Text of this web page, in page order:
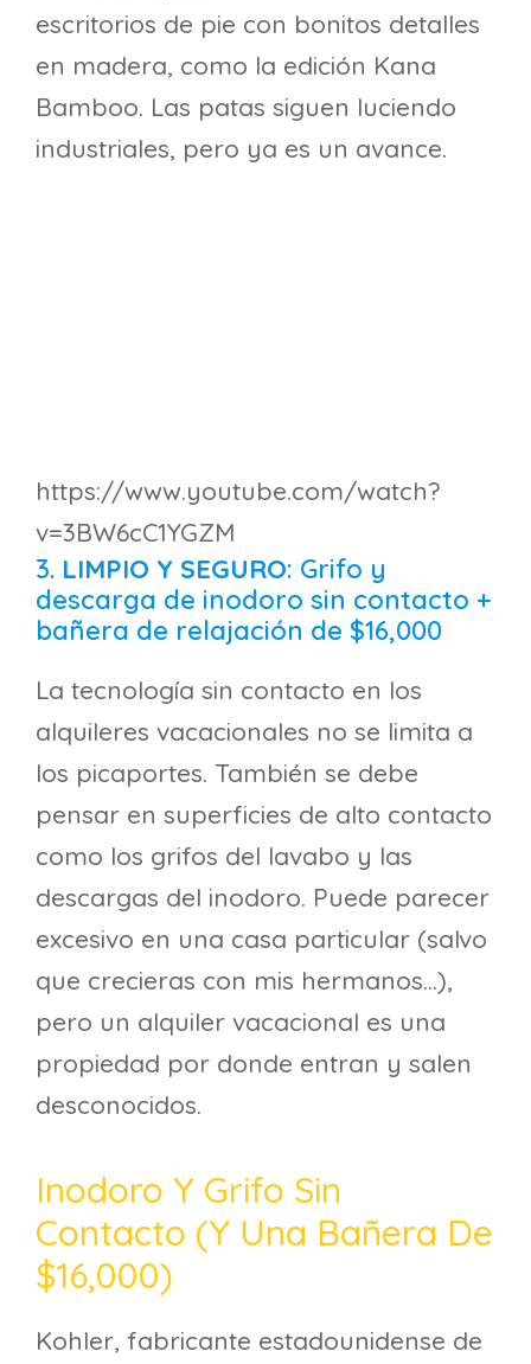
escritorios de pie con bonitos detalles
en madera, como la edición Kana
Bamboo. Las patas siguen luciendo
industriales, pero ya es un avance.
https://www.youtube.com/watch?
v=3BW6cC1YGZM
3. LIMPIO Y SEGURO: Grifo y
descarga de inodoro sin contacto +
bañera de relajación de $16,000
La tecnología sin contacto en los
alquileres vacacionales no se limita a
los picaportes. También se debe
pensar en superficies de alto contacto
como los grifos del lavabo y las
descargas del inodoro. Puede parecer
excesivo en una casa particular (salvo
que crecieras con mis hermanos…),
pero un alquiler vacacional es una
propiedad por donde entran y salen
desconocidos.
Inodoro Y Grifo Sin
Contacto (y Una Bañera De
$16,000)
Kohler, fabricante estadounidense de